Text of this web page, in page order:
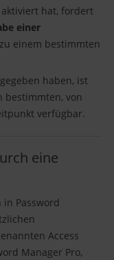
hat, fordert
einer
einem bestimmten
haben, ist
bestimmten, von
verfügbar.
eine
Password
Access
Manager Pro,